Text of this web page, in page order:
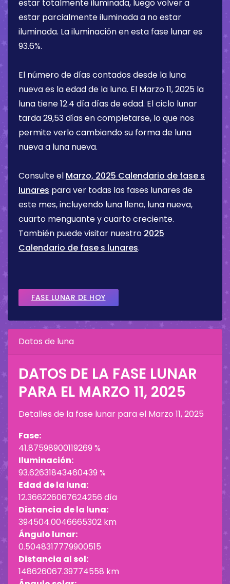
estar totalmente iluminada, luego volver a
estar parcialmente iluminada a no estar
iluminada. La iluminación en esta fase lunar es
93.6%.
El número de días contados desde la luna
nueva es la edad de la luna. El Marzo 11, 2025 la
luna tiene12.4 díadías de edad. El ciclo lunar
tarda 29,53 días en completarse, lo que nos
permite verlo cambiando su forma de luna
nueva a luna nueva.
Consulte el Marzo, 2025 Calendario de fase s
lunares para ver todas las fases lunares de
este mes, incluyendo luna llena, luna nueva,
cuarto menguante y cuarto creciente.
También puede visitar nuestro 2025
Calendario de fase s lunares.
FASE LUNAR DE HOY
Datos de luna
DATOS DE LA FASE LUNAR
PARA EL MARZO 11, 2025
Detalles de la fase lunar para el Marzo 11, 2025
Fase:
41.87598900119269 %
Iluminación:
93.62631843460439 %
Edad de la luna:
12.366226067624256 día
Distancia de la luna:
394504.0046665302 km
Ángulo lunar:
0.5048317779900515
Distancia al sol:
148626067.39774558 km